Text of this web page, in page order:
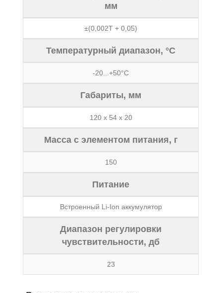
мм
±(0,002Т + 0,05)
Температурный диапазон, °С
-20...+50°С
Габариты, мм
120 x 54 x 20
Масса с элементом питания, г
150
Питание
Встроенный Li-Ion аккумулятор
Диапазон регулировки
чувствительности, дб
23